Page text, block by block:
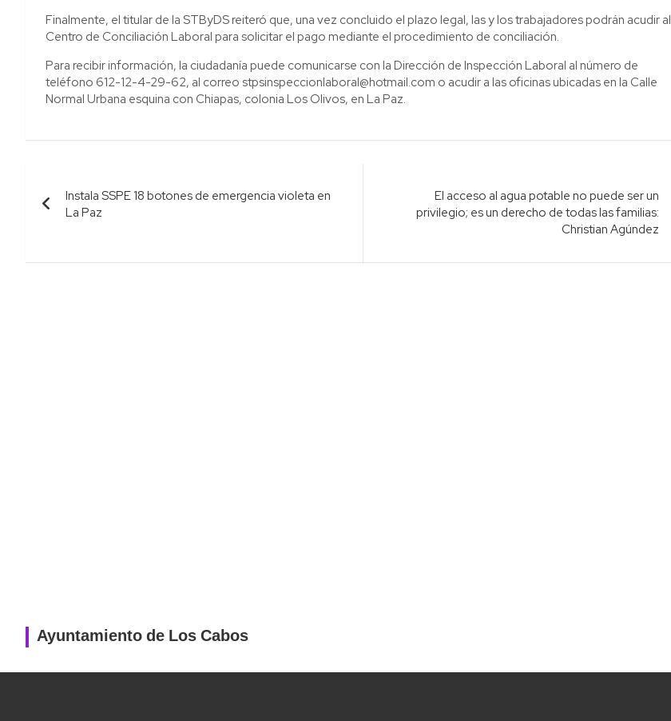
Finalmente, el titular de la STByDS reiteró que, una vez concluido el plazo legal, las y los trabajadores podrán acudir al
Centro de Conciliación Laboral para solicitar el pago mediante el procedimiento de conciliación.
Para recibir información, la ciudadanía puede comunicarse con la Dirección de Inspección Laboral al número de
teléfono 612-12-4-29-62, al correo stpsinspeccionlaboral@hotmail.com o acudir a las oficinas ubicadas en la Calle
Normal Urbana esquina con Chiapas, colonia Los Olivos, en La Paz.
Navegación
de
Instala SSPE 18 botones de emergencia violeta en
La Paz
El acceso al agua potable no puede ser un
privilegio; es un derecho de todas las familias:
Christian Agúndez
Ayuntamiento de Los Cabos